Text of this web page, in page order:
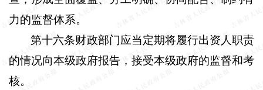
力的监督体系。
第十六条财政部门应当定期将履行出资人职责
的情况向本级政府报告，接受本级政府的监督和考
核。